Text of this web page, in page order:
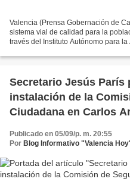
Valencia (Prensa Gobernación de
sistema vial de calidad para la
través del Instituto Autónomo para
Secretario Jesús París
instalación de la
Ciudadana en Carlos
Publicado en 05/09/p. m. 20:55
Por Blog Informativo "Valencia